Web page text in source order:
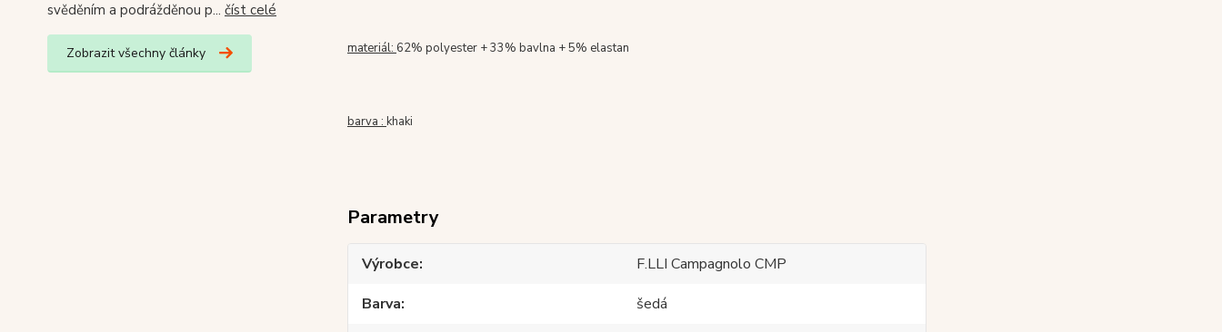
svěděním a podrážděnou p... číst celé
Zobrazit všechny články materiál: 62% polyester + 33% bavlna + 5% elastan
barva : khaki
Parametry
Výrobce
F.LLI Campagnolo CMP
Barva
šedá